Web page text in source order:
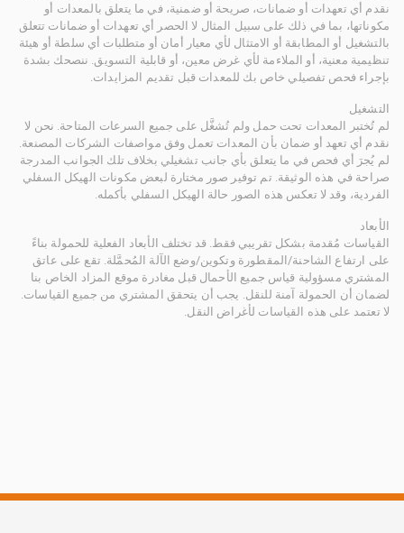
نقدم أي تعهدات أو ضمانات، صريحة أو ضمنية، في ما يتعلق بالمعدات أو
مكوناتها، بما في ذلك على سبيل المثال لا الحصر أي تعهدات أو ضمانات تتعلق
بالتشغيل أو المطابقة أو الامتثال لأي معيار أمان أو متطلبات أي سلطة أو هيئة
تنظيمية معنية، أو الملاءمة لأي غرض معين، أو قابلية التسويق. ننصحك بشدة
بإجراء فحص تفصيلي خاص بك للمعدات قبل تقديم المزايدات.
التشغيل
لم تُختبر المعدات تحت حمل ولم تُشغَّل على جميع السرعات المتاحة. نحن لا
نقدم أي تعهد أو ضمان بأن المعدات تعمل وفق مواصفات الشركات المصنعة.
لم يُجرَ أي فحص في ما يتعلق بأي جانب تشغيلي بخلاف تلك الجوانب المدرجة
صراحة في هذه الوثيقة. تم توفير صور مختارة لبعض مكونات الهيكل السفلي
الفردية، وقد لا تعكس هذه الصور حالة الهيكل السفلي بأكمله.
الأبعاد
القياسات مُقدمة بشكل تقريبي فقط. قد تختلف الأبعاد الفعلية للحمولة بناءً
على ارتفاع الشاحنة/المقطورة وتكوين/وضع الآلة المُحمَّلة. تقع على عاتق
المشتري مسؤولية قياس جميع الأحمال قبل مغادرة موقع المزاد الخاص بنا
لضمان أن الحمولة آمنة للنقل. يجب أن يتحقق المشتري من جميع القياسات.
لا تعتمد على هذه القياسات لأغراض النقل.